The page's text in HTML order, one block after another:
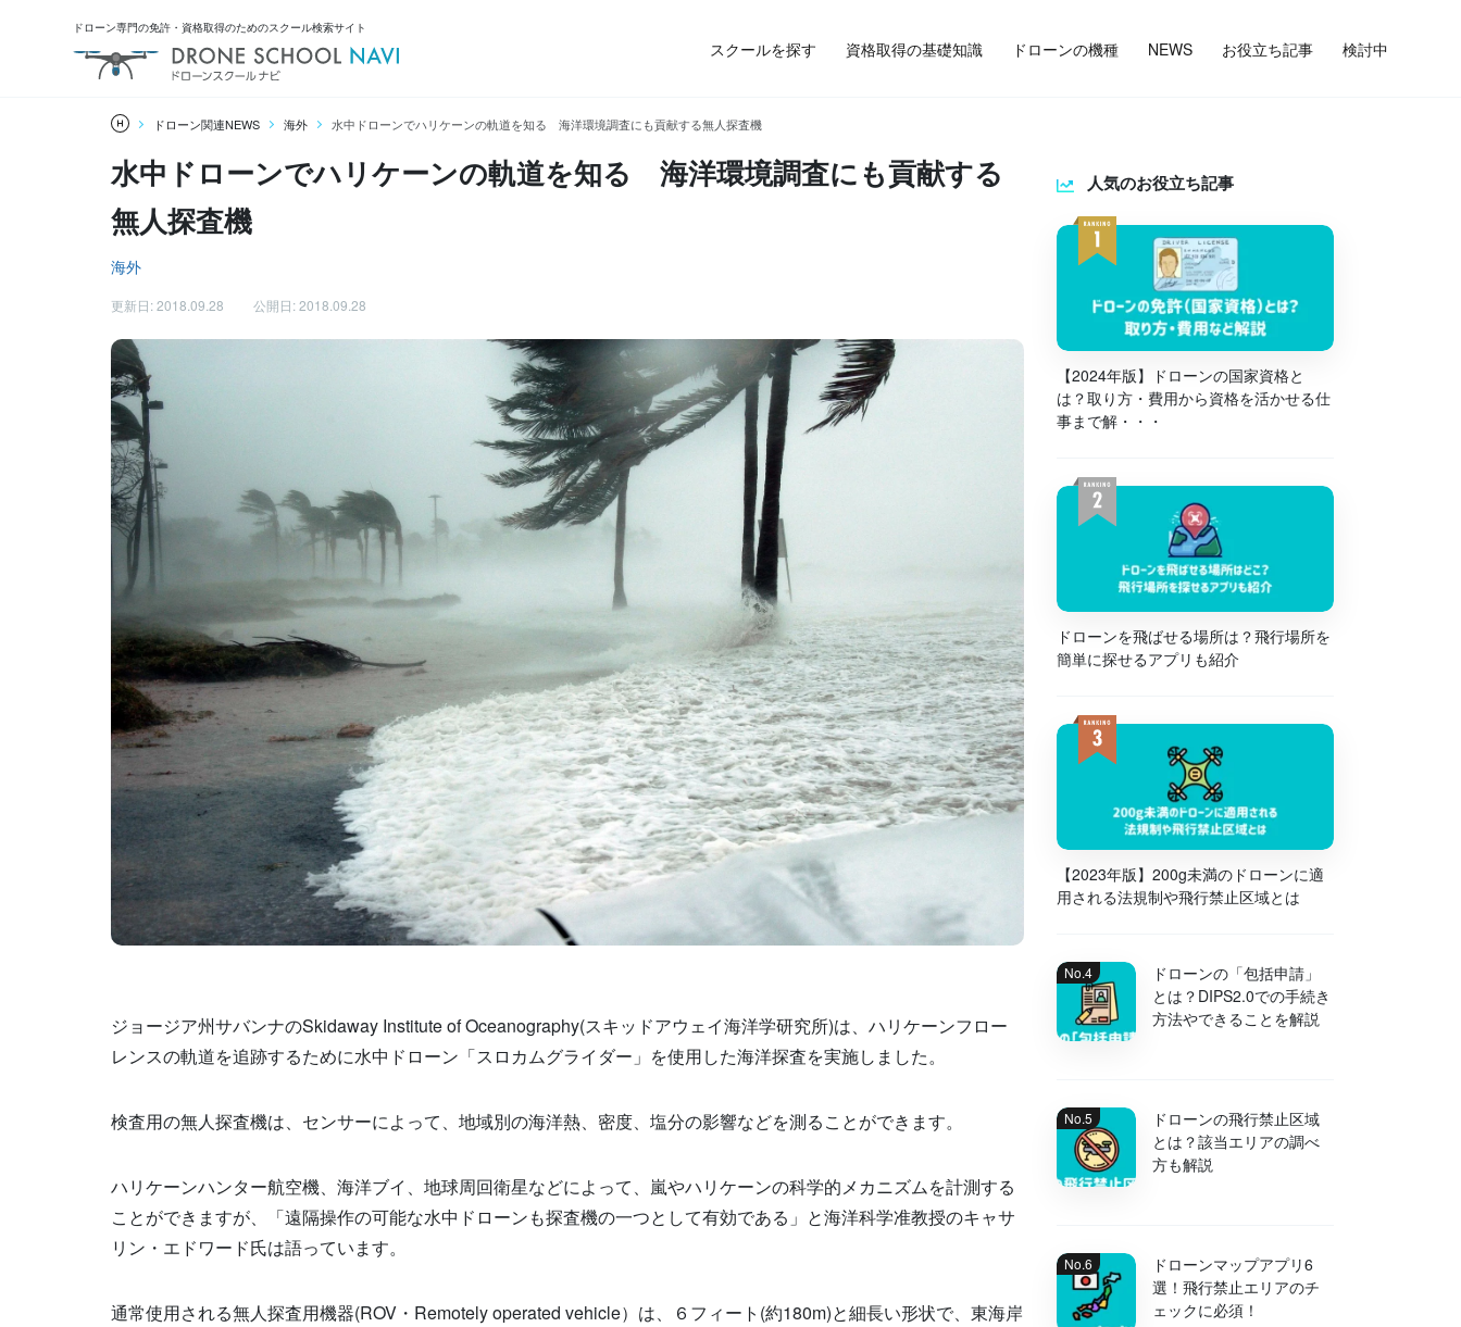
ドローン専門の免許・資格取得のためのスクール検索サイト
スクールを探す 資格取得の基礎知識 ドローンの機種 NEWS お役立ち記事 検討中
ドローン関連NEWS 海外 水中ドローンでハリケーンの軌道を知る 海洋環境調査にも貢献する無人探査機
水中ドローンでハリケーンの軌道を知る 海洋環境調査にも貢献する
無人探査機
海外
更新日: 2018.09.28 公開日: 2018.09.28
ジョージア州サバンナのSkidaway Institute of Oceanography(スキッドアウェイ海洋学研究所)は、ハリケーンフロー
レンスの軌道を追跡するために水中ドローン「スロカムグライダー」を使用した海洋探査を実施しました。
検査用の無人探査機は、センサーによって、地域別の海洋熱、密度、塩分の影響などを測ることができます。
ハリケーンハンター航空機、海洋ブイ、地球周回衛星などによって、嵐やハリケーンの科学的メカニズムを計測する
ことができますが、「遠隔操作の可能な水中ドローンも探査機の一つとして有効である」と海洋科学准教授のキャサ
リン・エドワード氏は語っています。
通常使用される無人探査用機器(ROV ・ Remotely operated vehicle）は、６フィート (約180m)と細長い形状で、東海岸
人気のお役立ち記事
【2024年版】ドローンの国家資格と
は？取り方・費用から資格を活かせる仕
事まで解・・・
ドローンを飛ばせる場所は？飛行場所を
簡単に探せるアプリも紹介
【2023年版】200g未満のドローンに適
用される法規制や飛行禁止区域とは
ドローンの「包括申請」
とは？DIPS2.0での手続き
方法やできることを解説
ドローンの飛行禁止区域
とは？該当エリアの調べ
方も解説
ドローンマップアプリ6
選！飛行禁止エリアのチ
ェックに必須！